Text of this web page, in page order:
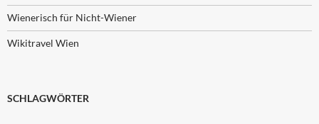
Wienerisch für Nicht-Wiener
Wikitravel Wien
SCHLAGWÖRTER